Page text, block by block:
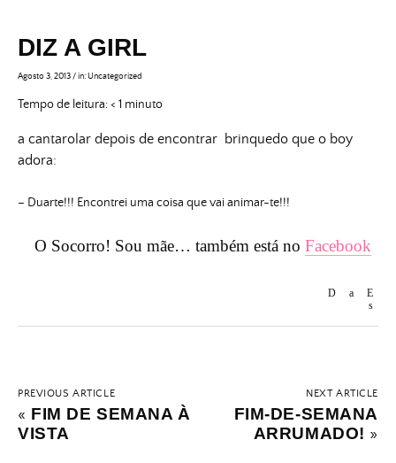
DIZ A GIRL
Agosto 3, 2013/in: Uncategorized
Tempo de leitura:< 1 minuto
a cantarolar depois de encontrar brinquedo que o boy
adora:
– Duarte!!! Encontrei uma coisa que vai animar-te!!!
O Socorro! Sou mãe… também está no Facebook
PREVIOUS ARTICLE
« FIM DE SEMANA À
VISTA
NEXT ARTICLE
FIM-DE-SEMANA
ARRUMADO! »